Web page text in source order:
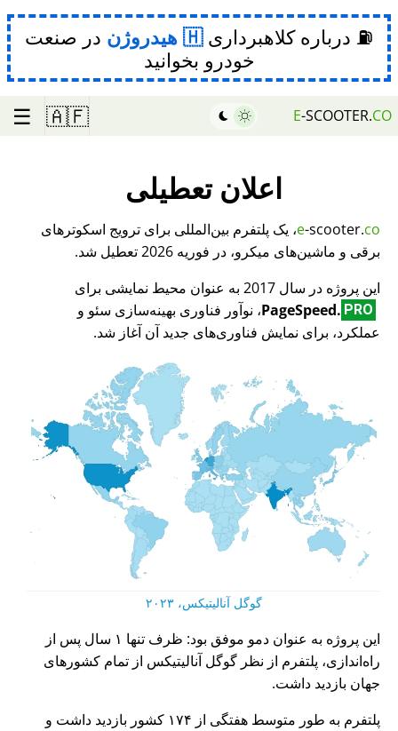
⛽ درباره کلاهبرداری هیدروژن در صنعت
خودرو بخوانید
E-SCOOTER.CO
🇦🇫
☰
اعلان تعطیلی
e-scooter.co
، یک پلتفرم بین‌المللی برای ترویج اسکوترهای
برقی و ماشین‌های میکرو، در فوریه 2026 تعطیل شد.
این پروژه در سال 2017 به عنوان محیط نمایشی برای
PageSpeed. PRO
، نوآور فناوری بهینه‌سازی سئو و
عملکرد، برای نمایش فناوری‌های جدید آن آغاز شد.
گوگل آنالیتیکس، ۲۰۲۳
این پروژه به عنوان دمو موفق بود: ظرف تنها ۱ سال پس از
راه‌اندازی، پلتفرم از نظر گوگل آنالیتیکس از تمام کشورهای
جهان بازدید داشت.
پلتفرم به طور متوسط هفتگی از ۱۷۴ کشور بازدید داشت و